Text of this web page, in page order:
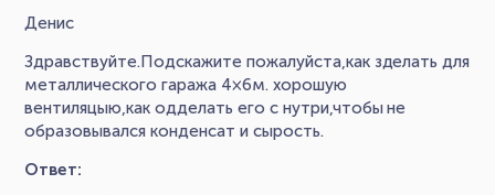
Денис
Здравствуйте.Подскажите пожалуйста,как зделать для
металлического гаража 4×6м. хорошую
вентиляцыю,как одделать его с нутри,чтобы не
образовывался конденсат и сырость.
Ответ: